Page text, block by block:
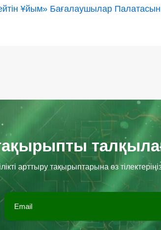
Ұйым» Бағалаушылар
арттыру тақырыптарына өз